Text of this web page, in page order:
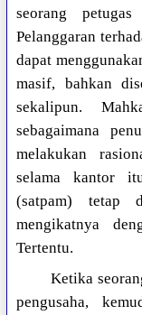
seorang
Pelanggaran
dapat
masif, bahkan
sekalipun.
sebagaimana
melakukan
selama kantor
(satpam) tetap
mengikatnya
Tertentu.
Ketika
pengusaha,